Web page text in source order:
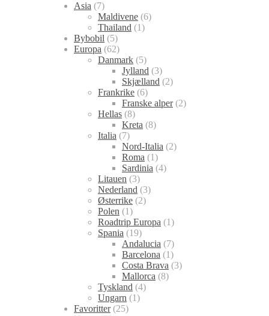
Asia (7)
Maldivene (6)
Thailand (1)
Bybobil (5)
Europa (62)
Danmark (5)
Jylland (3)
Skjælland (2)
Frankrike (6)
Franske alper(2)
Hellas (8)
Kreta (8)
Italia (7)
Nord-Italia (2)
Roma (1)
Sardinia (4)
Litauen (3)
Nederland (3)
Østerrike (2)
Polen (1)
Roadtrip Europa (1)
Spania (19)
Andalucia (7)
Barcelona (1)
Costa Brava (3)
Mallorca (8)
Tyskland (4)
Ungarn (1)
Favoritter(25)